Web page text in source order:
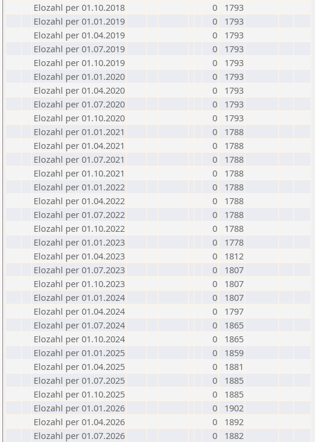
Elozahl per 01.10.2018
0
1793
Elozahl per 01.01.2019
0
1793
Elozahl per 01.04.2019
0
1793
Elozahl per 01.07.2019
0
1793
Elozahl per 01.10.2019
0
1793
Elozahl per 01.01.2020
0
1793
Elozahl per 01.04.2020
0
1793
Elozahl per 01.07.2020
0
1793
Elozahl per 01.10.2020
0
1793
Elozahl per 01.01.2021
0
1788
Elozahl per 01.04.2021
0
1788
Elozahl per 01.07.2021
0
1788
Elozahl per 01.10.2021
0
1788
Elozahl per 01.01.2022
0
1788
Elozahl per 01.04.2022
0
1788
Elozahl per 01.07.2022
0
1788
Elozahl per 01.10.2022
0
1788
Elozahl per 01.01.2023
0
1778
Elozahl per 01.04.2023
0
1812
Elozahl per 01.07.2023
0
1807
Elozahl per 01.10.2023
0
1807
Elozahl per 01.01.2024
0
1807
Elozahl per 01.04.2024
0
1797
Elozahl per 01.07.2024
0
1865
Elozahl per 01.10.2024
0
1865
Elozahl per 01.01.2025
0
1859
Elozahl per 01.04.2025
0
1881
Elozahl per 01.07.2025
0
1885
Elozahl per 01.10.2025
0
1885
Elozahl per 01.01.2026
0
1902
Elozahl per 01.04.2026
0
1892
Elozahl per 01.07.2026
0 1882